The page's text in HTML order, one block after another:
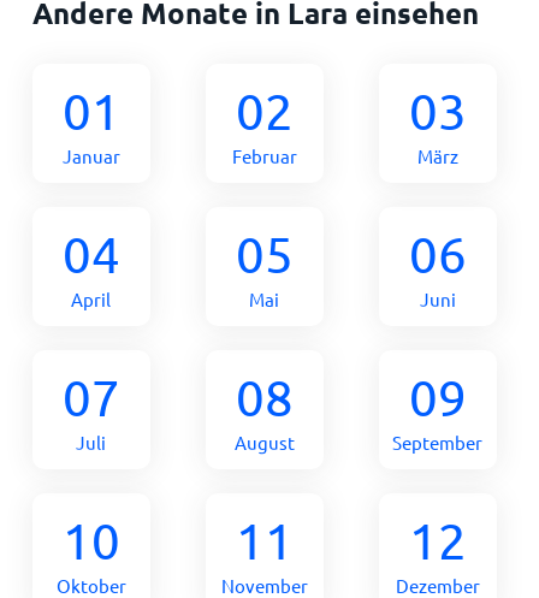
Andere Monate in Lara einsehen
01
Januar
02
Februar
03
März
04
April
05
Mai
06
Juni
07
Juli
08
August
09
September
10
Oktober
11
November
12
Dezember